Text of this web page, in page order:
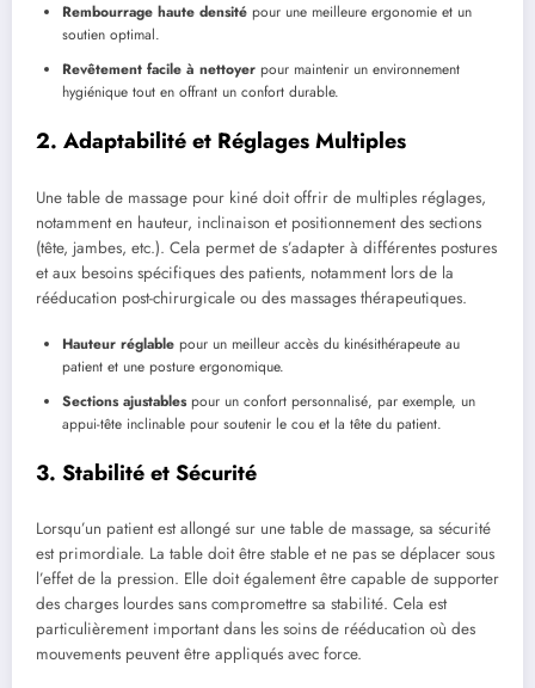
Rembourrage haute densité pour une meilleure ergonomie et un
soutien optimal.
Revêtement facile à nettoyer pour maintenir un environnement
hygiénique tout en offrant un confort durable.
2. Adaptabilité et Réglages Multiples
Une table de massage pour kiné doit offrir de multiples réglages,
notamment en hauteur, inclinaison et positionnement des sections
(tête, jambes, etc.). Cela permet de s’adapter à différentes postures
et aux besoins spécifiques des patients, notamment lors de la
rééducation post-chirurgicale ou des massages thérapeutiques.
Hauteur réglable pour un meilleur accès du kinésithérapeute au
patient et une posture ergonomique.
Sections ajustablespour un confort personnalisé, par exemple, un
appui-tête inclinable pour soutenir le cou et la tête du patient.
3. Stabilité et Sécurité
Lorsqu’un patient est allongé sur une table de massage, sa sécurité
est primordiale. La table doit être stable et ne pas se déplacer sous
l’effet de la pression. Elle doit également être capable de supporter
des charges lourdes sans compromettre sa stabilité. Cela est
particulièrement important dans les soins de rééducation où des
mouvements peuvent être appliqués avec force.